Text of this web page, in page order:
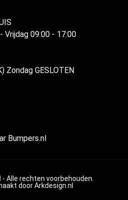
Vrijdag 09:00 - 17:00
Zondag GESLOTEN
Bumpers.nl
- Alle rechten voorbehouden.
doorArkdesign.nl